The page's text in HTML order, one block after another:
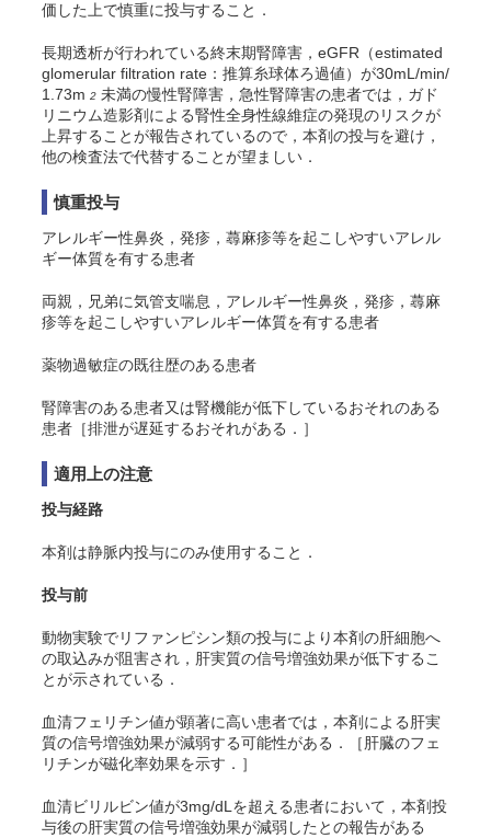
価した上で慎重に投与すること．
長期透析が行われている終末期腎障害，eGFR（estimated
glomerular filtration rate：推算糸球体ろ過値）が30mL/min/
1.73m 2 未満の慢性腎障害，急性腎障害の患者では，ガド
リニウム造影剤による腎性全身性線維症の発現のリスクが
上昇することが報告されているので，本剤の投与を避け，
他の検査法で代替することが望ましい．
慎重投与
アレルギー性鼻炎，発疹，蕁麻疹等を起こしやすいアレル
ギー体質を有する患者
両親，兄弟に気管支喘息，アレルギー性鼻炎，発疹，蕁麻
疹等を起こしやすいアレルギー体質を有する患者
薬物過敏症の既往歴のある患者
腎障害のある患者又は腎機能が低下しているおそれのある
患者［排泄が遅延するおそれがある．］
適用上の注意
投与経路
本剤は静脈内投与にのみ使用すること．
投与前
動物実験でリファンピシン類の投与により本剤の肝細胞へ
の取込みが阻害され，肝実質の信号増強効果が低下するこ
とが示されている．
血清フェリチン値が顕著に高い患者では，本剤による肝実
質の信号増強効果が減弱する可能性がある．［肝臓のフェ
リチンが磁化率効果を示す．］
血清ビリルビン値が3mg/dLを超える患者において，本剤投
与後の肝実質の信号増強効果が減弱したとの報告がある